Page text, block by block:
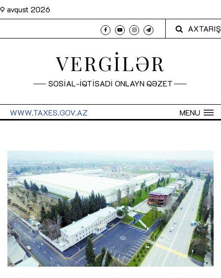
9 avqust 2026
AXTARIŞ
VERGİLƏR
SOSİAL-İQTİSADİ ONLAYN QƏZET
MENU
WWW.TAXES.GOV.AZ